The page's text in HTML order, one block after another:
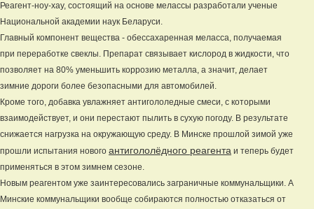
Реагент-ноу-хау, состоящий на основе мелассы разработали ученые
Национальной академии наук Беларуси.
Главный компонент вещества - обессахаренная меласса, получаемая
при переработке свеклы. Препарат связывает кислород в жидкости, что
позволяет на 80% уменьшить коррозию металла, а значит, делает
зимние дороги более безопасными для автомобилей.
Кроме того, добавка увлажняет антигололедные смеси, с которыми
взаимодействует, и они перестают пылить в сухую погоду. В результате
снижается нагрузка на окружающую среду. В Минске прошлой зимой уже
прошли испытания нового антигололёдного реагента и теперь будет
применяться в этом зимнем сезоне.
Новым реагентом уже заинтересовались заграничные коммунальщики. А
Минские коммунальщики вообще собираются полностью отказаться от